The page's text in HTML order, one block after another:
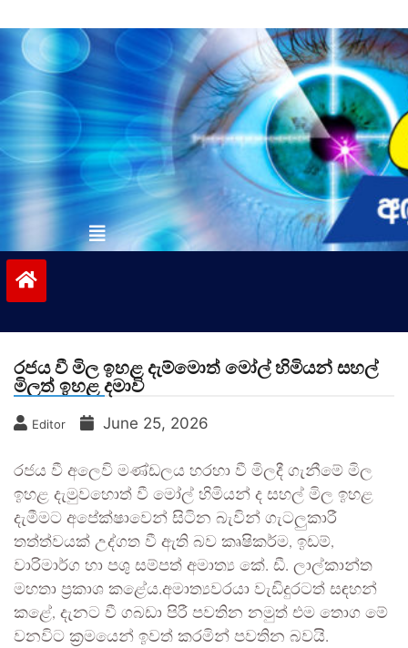
to
contentvinivida.lk
රජය වී මිල ඉහළ දැම්මොත් මෝල් හිමියන් සහල්
මිලත් ඉහළ දමාවි
Editor June 25, 2026
රජය වී අලෙවි මණ්ඩලය හරහා වී මිලදී ගැනීමේ මිල
ඉහළ දැමුවහොත් වී මෝල් හිමියන් ද සහල් මිල ඉහළ
දැමීමට අපේක්ෂාවෙන් සිටින බැවින් ගැටලුකාරී
තත්ත්වයක් උද්ගත වී ඇති බව කෘෂිකර්ම, ඉඩම්,
වාරිමාර්ග හා පශු සම්පත් අමාත්‍ය කේ. ඩී. ලාල්කාන්ත
මහතා ප්‍රකාශ කළේය.අමාත්‍යවරයා වැඩිදුරටත් සඳහන්
කළේ, දැනට වී ගබඩා පිරී පවතින නමුත් එම තොග මේ
වනවිට ක්‍රමයෙන් ඉවත් කරමින් පවතින බවයි.